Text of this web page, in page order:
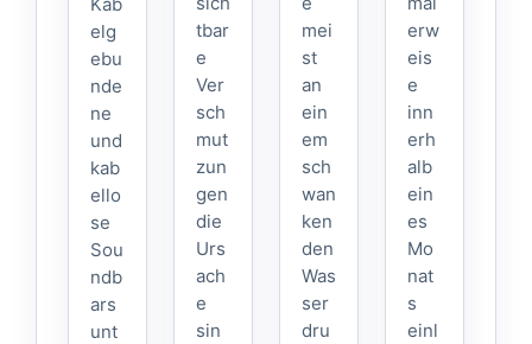
elg
ebu
nde
ne
und
kab
ello
se
Sou
ndb
ars
unt
tbar
e
Ver
sch
mut
zun
gen
die
Urs
ach
e
sin
mei
st
an
ein
em
sch
wan
ken
den
Was
ser
dru
erw
eis
e
inn
erh
alb
ein
es
Mo
nat
s
einl